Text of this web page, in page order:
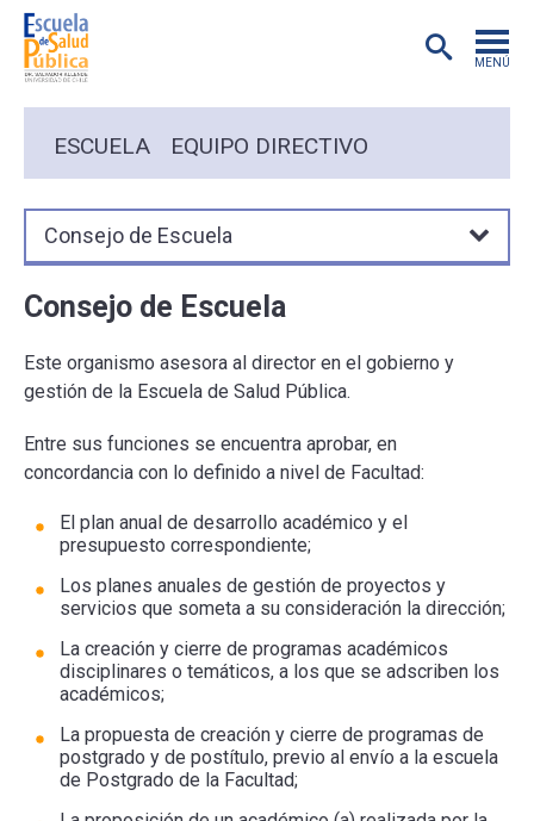
MENÚ
EXTENSIÓN
PREGRADO
PUBLICACIONES
ACADÉMICOS
ESCUELA
BIBLIOTECA
PLATAFORMA EDUCATIVA
ESCUELA EQUIPO DIRECTIVO
Consejo de Escuela
Consejo de Escuela
Este organismo asesora al director en el gobierno y
gestión de la Escuela de Salud Pública.
Entre sus funciones se encuentra aprobar, en
concordancia con lo definido a nivel de Facultad:
El plan anual de desarrollo académico y el
presupuesto correspondiente;
Los planes anuales de gestión de proyectos y
servicios que someta a su consideración la dirección;
La creación y cierre de programas académicos
disciplinares o temáticos, a los que se adscriben los
académicos;
La propuesta de creación y cierre de programas de
postgrado y de postítulo, previo al envío a la escuela
de Postgrado de la Facultad;